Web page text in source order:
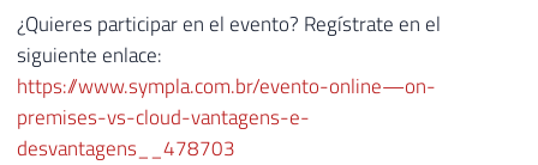
¿Quieres participar en el evento? Regístrate en el
siguiente enlace:
https://www.sympla.com.br/evento-online—on-
premises-vs-cloud-vantagens-e-
desvantagens__478703